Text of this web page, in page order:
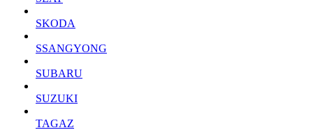
SKODA
SSANGYONG
SUBARU
SUZUKI
TAGAZ